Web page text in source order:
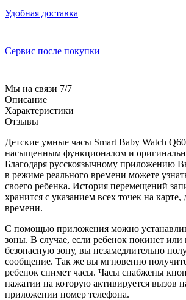
Удобная доставка
Сервис после покупки
Мы на связи 7/7
Описание
Характеристики
Отзывы
Детские умные часы Smart Baby Watch
насыщенным функционалом и
Благодаря русскоязычному приложению
в режиме реального времени можете
своего ребенка. История перемещений
хранится с указанием всех точек на
времени.
С помощью приложения можно
зоны. В случае, если ребенок покинет или
безопасную зону, вы незамедлительно
сообщение. Так же вы мгновенно
ребенок снимет часы. Часы снабжены
нажатии на которую активируется вызов
приложении номер телефона.